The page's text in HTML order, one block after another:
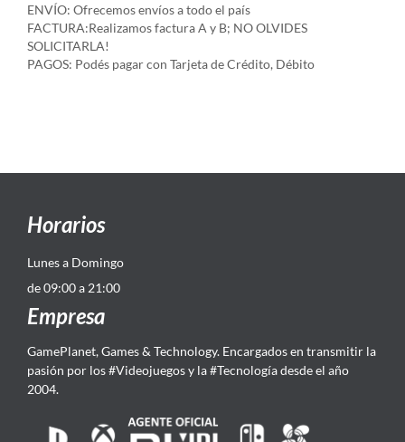
ENVÍO: Ofrecemos envíos a todo el país
FACTURA:Realizamos factura A y B; NO OLVIDES
SOLICITARLA!
PAGOS: Podés pagar con Tarjeta de Crédito, Débito
Horarios
Lunes a Domingo
de 09:00 a 21:00
Empresa
GamePlanet, Games & Technology. Encargados en transmitir la
pasión por los #Videojuegos y la #Tecnología desde el año
2004.